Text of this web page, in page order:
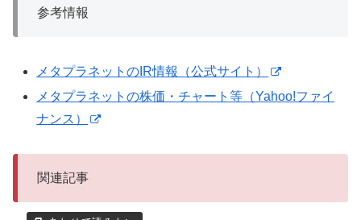
参考情報
メタプラネットのIR情報（公式サイト）
メタプラネットの株価・チャート等（Yahoo!ファイ
ナンス）
関連記事